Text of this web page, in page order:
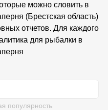
можно словить в
(Брестская область)
отчетов. Для каждого
для рыбалки в
популярность